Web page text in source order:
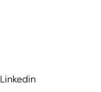
Linkedin